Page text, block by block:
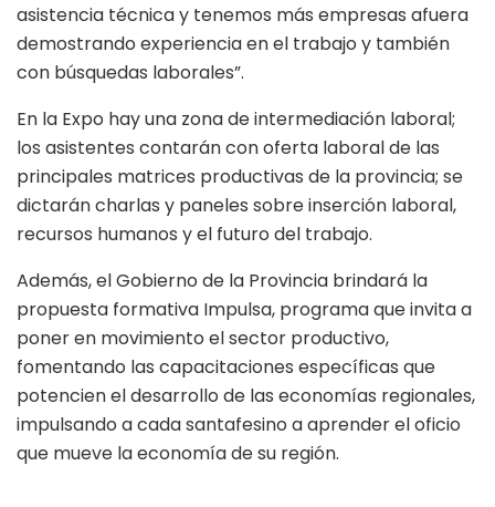
asistencia técnica y tenemos más empresas afuera
demostrando experiencia en el trabajo y también
con búsquedas laborales”.
En la Expo hay una zona de intermediación laboral;
los asistentes contarán con oferta laboral de las
principales matrices productivas de la provincia; se
dictarán charlas y paneles sobre inserción laboral,
recursos humanos y el futuro del trabajo.
Además, el Gobierno de la Provincia brindará la
propuesta formativa Impulsa, programa que invita a
poner en movimiento el sector productivo,
fomentando las capacitaciones específicas que
potencien el desarrollo de las economías regionales,
impulsando a cada santafesino a aprender el oficio
que mueve la economía de su región.